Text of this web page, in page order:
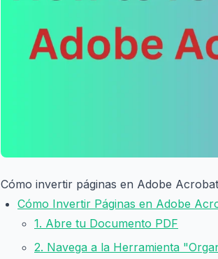
Cómo invertir páginas en Adobe
Cómo Invertir Páginas en Adobe
1. Abre tu Documento PDF
2. Navega a la Herramienta